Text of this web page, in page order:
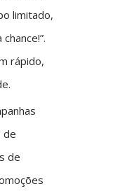
limitado,
rápido,
de
de